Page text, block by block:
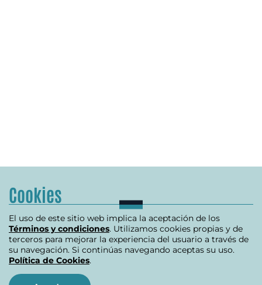
Cookies
El uso de este sitio web implica la aceptación de los
Términos y condiciones. Utilizamos cookies propias y de
terceros para mejorar la experiencia del usuario a través de
su navegación. Si continúas navegando aceptas su uso.
Política de Cookies.